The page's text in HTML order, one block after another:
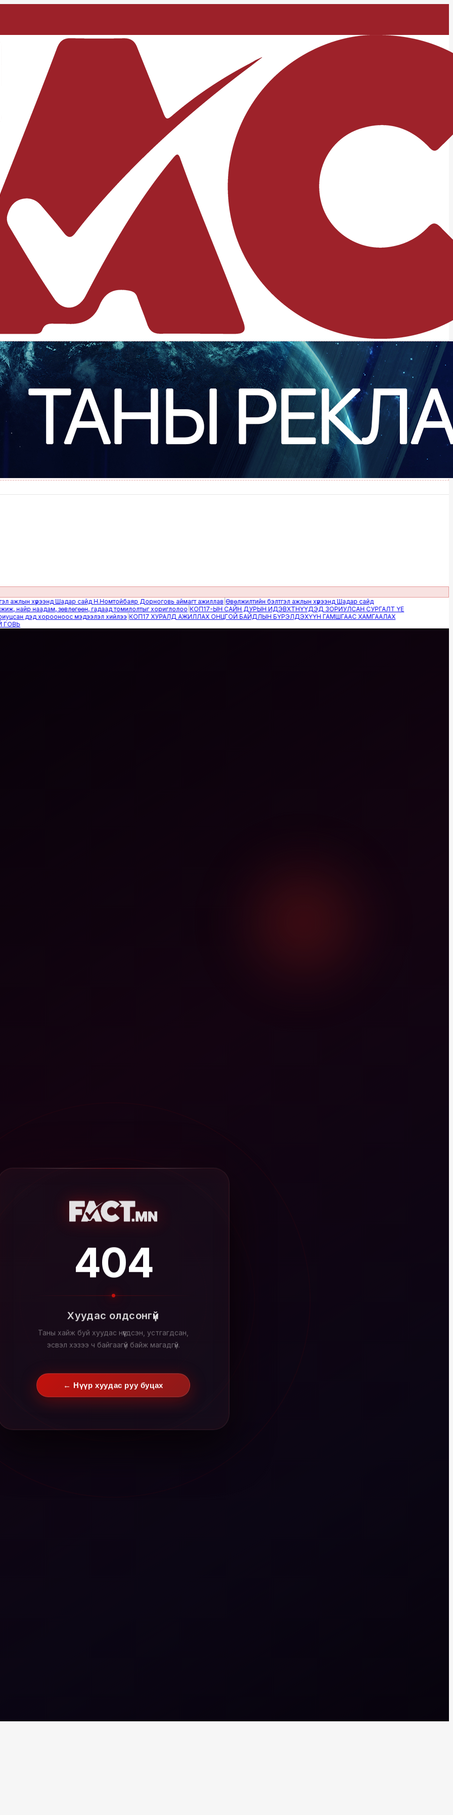
хүрээнд Шадар сайд Н.Номтойбаяр Дорноговь аймагт ажиллав|Өвөлжилтийн бэлтгэл ажлын хүрээнд Шадар сайд
наадам, зөвлөгөөн, гадаад томилолтыг хориглолоо|КОП17-ЫН САЙН ДУРЫН ИДЭВХТНҮҮДЭД ЗОРИУЛСАН СУРГАЛТ ҮЕ
дэд хорооноос мэдээлэл хийлээ|КОП17 ХУРАЛД АЖИЛЛАХ ОНЦГОЙ БАЙДЛЫН БҮРЭЛДЭХҮҮН ГАМШГААС ХАМГААЛАХ
404
Хуудас олдсонгүй
Таны хайж буй хуудас нүүгдсэн, устгагдсан,
эсвэл хэзээ ч байгаагүй байж магадгүй.
← Нүүр хуудас руу буцах